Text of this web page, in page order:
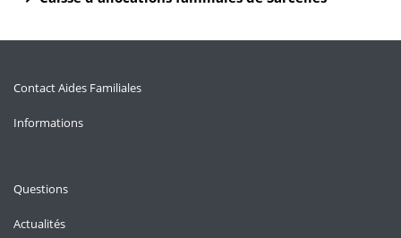
Contact Aides Familiales
Informations
Questions
Actualités